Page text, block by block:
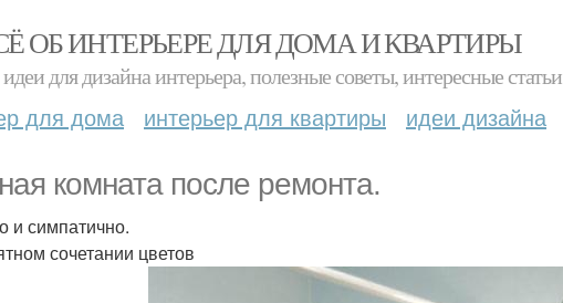
ОБ ИНТЕРЬЕРЕ ДЛЯ ДОМА И КВАРТИРЫ
для дизайна интерьера, полезные советы, интересные статьи
для дома интерьер для квартиры идеи дизайна
комната после ремонта.
и симпатично.
сочетании цветов